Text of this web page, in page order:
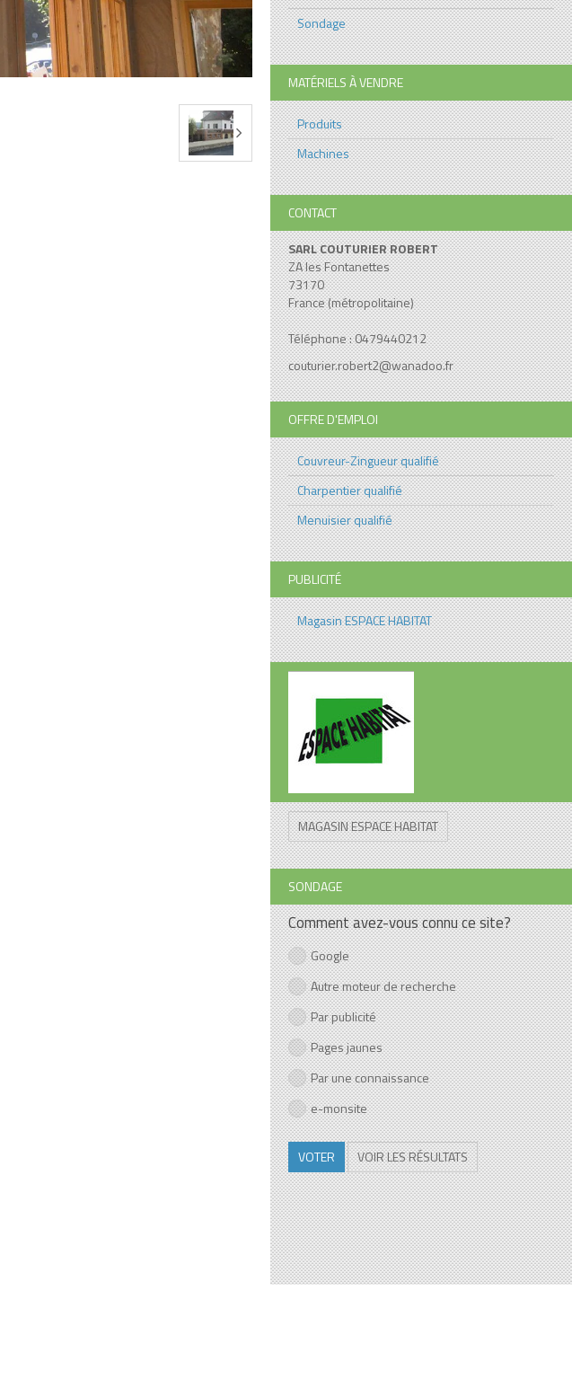
Sondage
MATÉRIELS À VENDRE
Produits
Machines
CONTACT
SARL COUTURIER ROBERT
ZA les Fontanettes
73170
France (métropolitaine)
Téléphone : 0479440212
couturier.robert2@wanadoo.fr
OFFRE D'EMPLOI
Couvreur-Zingueur qualifié
Charpentier qualifié
Menuisier qualifié
PUBLICITÉ
Magasin ESPACE HABITAT
MAGASIN ESPACE HABITAT
SONDAGE
Comment avez-vous connu ce site?
Google
Autre moteur de recherche
Par publicité
Pages jaunes
Par une connaissance
e-monsite
VOTER VOIR LES RÉSULTATS